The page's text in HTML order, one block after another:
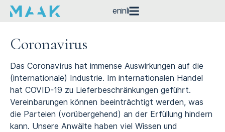
ennl
Coronavirus
Das Coronavirus hat immense Auswirkungen auf die
(internationale) Industrie. Im internationalen Handel
hat COVID-19 zu Lieferbeschränkungen geführt.
Vereinbarungen können beeinträchtigt werden, was
die Parteien (vorübergehend) an der Erfüllung hindern
kann. Unsere Anwälte haben viel Wissen und